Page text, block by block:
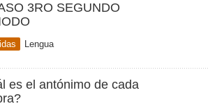
3RO SEGUNDO
Lengua
es el antónimo de cada